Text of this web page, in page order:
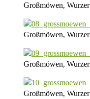
Großmöwen,
Großmöwen,
Großmöwen,
Großmöwen,